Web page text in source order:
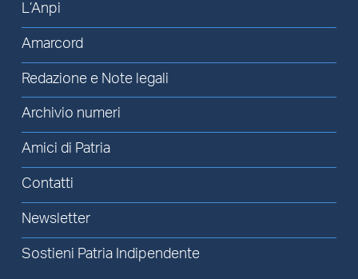
L’Anpi
Amarcord
Redazione e Note legali
Archivio numeri
Amici di Patria
Contatti
Newsletter
Sostieni Patria Indipendente